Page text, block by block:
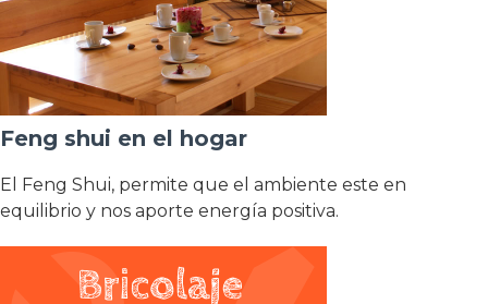
Feng shui en el hogar
El Feng Shui, permite que el ambiente este en
equilibrio y nos aporte energía positiva.